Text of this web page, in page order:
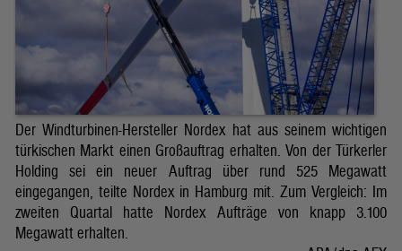
Der Windturbinen-Hersteller Nordex hat aus seinem wichtigen
türkischen Markt einen Großauftrag erhalten. Von der Türkerler
Holding sei ein neuer Auftrag über rund 525 Megawatt
eingegangen, teilte Nordex in Hamburg mit. Zum Vergleich: Im
zweiten Quartal hatte Nordex Aufträge von knapp 3.100
Megawatt erhalten.